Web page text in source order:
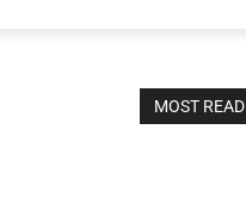
MOST READ